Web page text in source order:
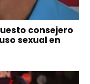
consejero
sexual en